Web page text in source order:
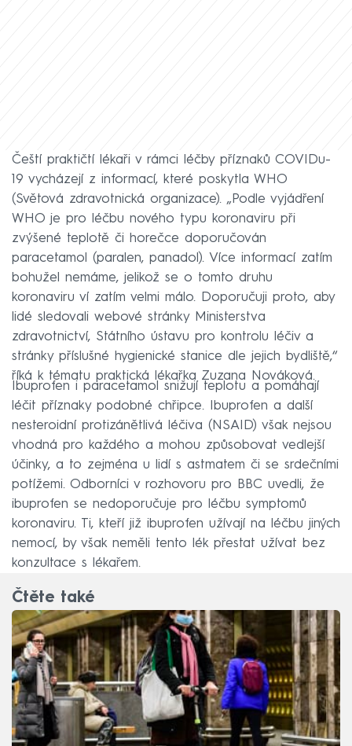
Čeští praktičtí lékaři v rámci léčby příznaků COVIDu-
19 vycházejí z informací, které poskytla WHO
(Světová zdravotnická organizace). „Podle vyjádření
WHO je pro léčbu nového typu koronaviru při
zvýšené teplotě či horečce doporučován
paracetamol (paralen, panadol). Více informací zatím
bohužel nemáme, jelikož se o tomto druhu
koronaviru ví zatím velmi málo. Doporučuji proto, aby
lidé sledovali webové stránky Ministerstva
zdravotnictví, Státního ústavu pro kontrolu léčiv a
stránky příslušné hygienické stanice dle jejich bydliště,‘‘
říká k tématu praktická lékařka Zuzana Nováková.
Ibuprofen i paracetamol snižují teplotu a pomáhají
léčit příznaky podobné chřipce. Ibuprofen a další
nesteroidní protizánětlivá léčiva (NSAID) však nejsou
vhodná pro každého a mohou způsobovat vedlejší
účinky, a to zejména u lidí s astmatem či se srdečními
potížemi. Odborníci v rozhovoru pro BBC uvedli, že
ibuprofen se nedoporučuje pro léčbu symptomů
koronaviru. Ti, kteří již ibuprofen užívají na léčbu jiných
nemocí, by však neměli tento lék přestat užívat bez
konzultace s lékařem.
Čtěte také